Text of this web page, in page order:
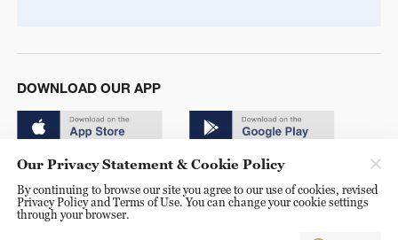
DOWNLOAD OUR APP
© China Radio International.CRI. All Rights Reserved. 16A
Our Privacy Statement & Cookie Policy
By continuing to browse our site you agree to our use of cookies, revised
Privacy Policy and Terms of Use. You can change your cookie settings
through your browser.